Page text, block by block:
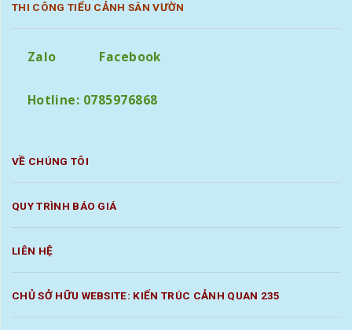
THI CÔNG TIỂU CẢNH SÂN VƯỜN
Zalo Facebook
Hotline: 0785976868
VỀ CHÚNG TÔI
QUY TRÌNH BÁO GIÁ
LIÊN HỆ
CHỦ SỞ HỮU WEBSITE: KIẾN TRÚC CẢNH QUAN 235